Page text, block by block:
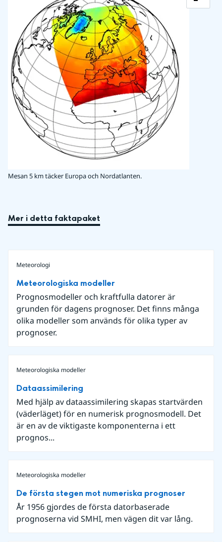
Mesan 5 km täcker Europa och Nordatlanten.
Mer i detta faktapaket
Meteorologi
Meteorologiska modeller
Prognosmodeller och kraftfulla datorer är
grunden för dagens prognoser. Det finns många
olika modeller som används för olika typer av
prognoser.
Meteorologiska modeller
Dataassimilering
Med hjälp av dataassimilering skapas startvärden
(väderläget) för en numerisk prognosmodell. Det
är en av de viktigaste komponenterna i ett
prognos...
Meteorologiska modeller
De första stegen mot numeriska prognoser
År 1956 gjordes de första datorbaserade
prognoserna vid SMHI, men vägen dit var lång.